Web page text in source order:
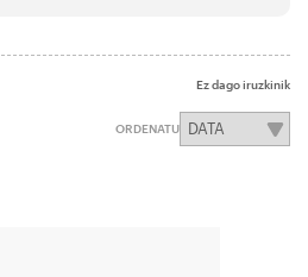
Ez dago iruzkinik
ORDENATU